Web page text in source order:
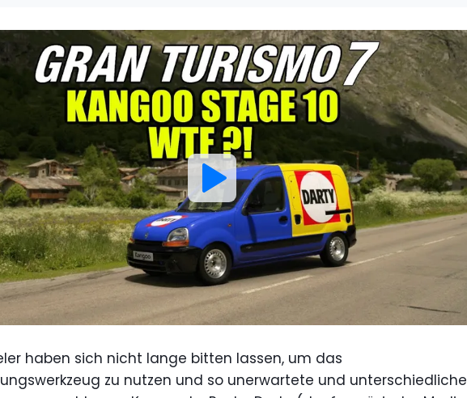
haben sich nicht lange bitten lassen, um das
zu nutzen und so unerwartete und unterschiedliche